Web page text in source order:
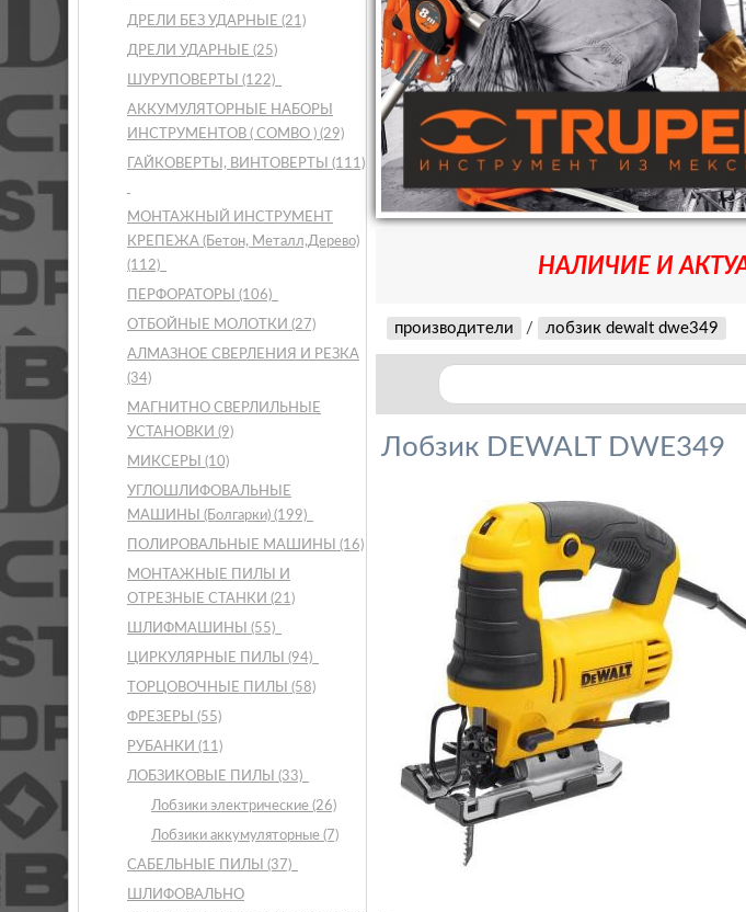
ДРЕЛИ БЕЗ УДАРНЫЕ (21)
ДРЕЛИ УДАРНЫЕ (25)
ШУРУПОВЕРТЫ (122)
АККУМУЛЯТОРНЫЕ НАБОРЫ
ИНСТРУМЕНТОВ ( COMBO ) (29)
ГАЙКОВЕРТЫ, ВИНТОВЕРТЫ (111)
МОНТАЖНЫЙ ИНСТРУМЕНТ
КРЕПЕЖА (Бетон, Металл,Дерево)
(112)
ПЕРФОРАТОРЫ (106)
ОТБОЙНЫЕ МОЛОТКИ (27)
АЛМАЗНОЕ СВЕРЛЕНИЯ И РЕЗКА
(34)
МАГНИТНО СВЕРЛИЛЬНЫЕ
УСТАНОВКИ (9)
МИКСЕРЫ (10)
УГЛОШЛИФОВАЛЬНЫЕ
МАШИНЫ (Болгарки) (199)
ПОЛИРОВАЛЬНЫЕ МАШИНЫ (16)
МОНТАЖНЫЕ ПИЛЫ И
ОТРЕЗНЫЕ СТАНКИ (21)
ШЛИФМАШИНЫ (55)
ЦИРКУЛЯРНЫЕ ПИЛЫ (94)
ТОРЦОВОЧНЫЕ ПИЛЫ (58)
ФРЕЗЕРЫ (55)
РУБАНКИ (11)
ЛОБЗИКОВЫЕ ПИЛЫ (33)
Лобзики электрические (26)
Лобзики аккумуляторные (7)
САБЕЛЬНЫЕ ПИЛЫ (37)
ШЛИФОВАЛЬНО
НАЛИЧИЕ И
производители / лобзик dewalt dwe349
Лобзик DEWALT DWE349